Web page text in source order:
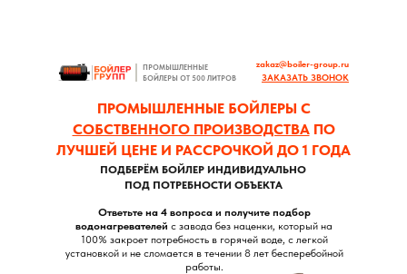
Ответьте на 4 вопроса и получите подбор
водонагревателей с завода без наценки, который на
100% закроет потребность в горячей воде, с легкой
установкой и не сломается в течении 8 лет бесперебойной
работы.
ПРОМЫШЛЕННЫЕ БОЙЛЕРЫ С
СОБСТВЕННОГО ПРОИЗВОДСТВАПО
ЛУЧШЕЙ ЦЕНЕ И РАССРОЧКОЙ ДО 1 ГОДА
ПОДБЕРЁМ БОЙЛЕР ИНДИВИДУАЛЬНО
ПОД ПОТРЕБНОСТИ ОБЪЕКТА
ПРОМЫШЛЕННЫЕ
БОЙЛЕРЫ ОТ 500 ЛИТРОВ
zakaz@boiler-group.ru
ЗАКАЗАТЬ ЗВОНОК